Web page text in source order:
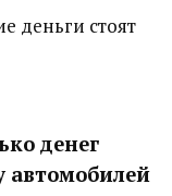
деньги стоят
денег
автомобилей